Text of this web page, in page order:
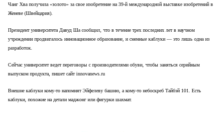
Чанг Хва получила «золото» за свое изобретение на 39-й международной выставке изобретений в
Женеве (Швейцария).
Президент университета Давуд Ша сообщил, что в течение трех последних лет в научном
учреждении продвигалось инновационное образование, и сменные каблуки — это лишь одна из
разработок.
Сейчас университет ведет переговоры с производителями обуви, чтобы заняться серийным
выпуском продукта, пишет сайтinnovanews.ru
Внешне каблуки кому-то напомнят Эйфелеву башню, а кому-то небоскреб Тайбэй 101. Есть
каблуки, похожие на детали маджонг или фигурки шахмат.